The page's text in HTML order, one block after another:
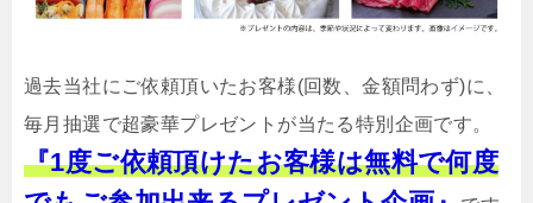
過去当社にご依頼頂いたお客様(回数、金額問わず)に、
毎月抽選で超豪華プレゼントが当たる特別企画です。
『1度ご依頼頂けたお客様は無料で何度